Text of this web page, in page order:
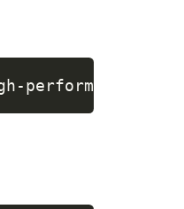
performing